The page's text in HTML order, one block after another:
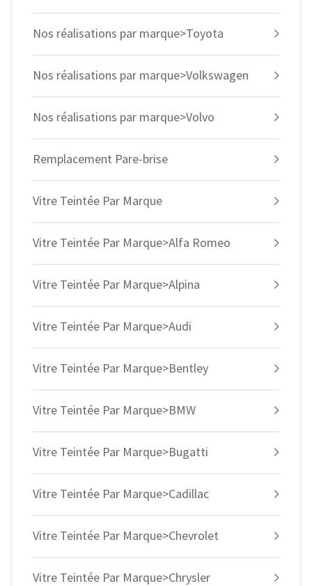
Nos réalisations par marque>Toyota
Nos réalisations par marque>Volkswagen
Nos réalisations par marque>Volvo
Remplacement Pare-brise
Vitre Teintée Par Marque
Vitre Teintée Par Marque>Alfa Romeo
Vitre Teintée Par Marque>Alpina
Vitre Teintée Par Marque>Audi
Vitre Teintée Par Marque>Bentley
Vitre Teintée Par Marque>BMW
Vitre Teintée Par Marque>Bugatti
Vitre Teintée Par Marque>Cadillac
Vitre Teintée Par Marque>Chevrolet
Vitre Teintée Par Marque>Chrysler